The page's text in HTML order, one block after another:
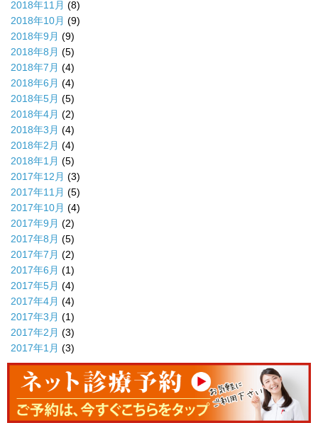
2018年11月 (8)
2018年10月 (9)
2018年9月 (9)
2018年8月 (5)
2018年7月 (4)
2018年6月 (4)
2018年5月 (5)
2018年4月 (2)
2018年3月 (4)
2018年2月 (4)
2018年1月 (5)
2017年12月 (3)
2017年11月 (5)
2017年10月 (4)
2017年9月 (2)
2017年8月 (5)
2017年7月 (2)
2017年6月 (1)
2017年5月 (4)
2017年4月 (4)
2017年3月 (1)
2017年2月 (3)
2017年1月 (3)